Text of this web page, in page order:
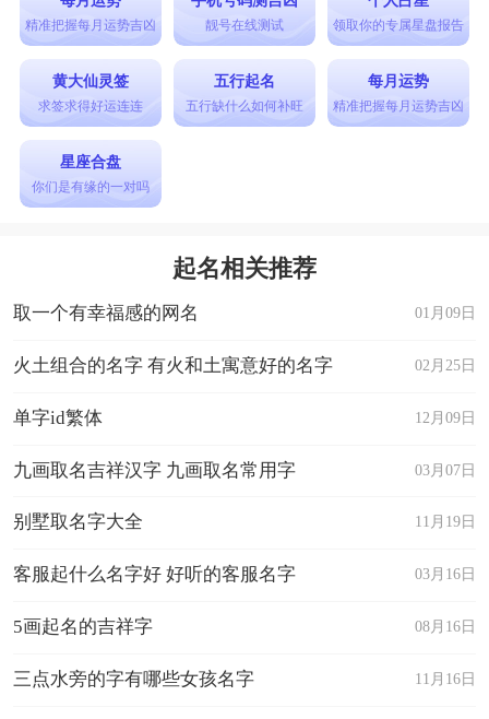
精准把握每月运势吉凶 靓号在线测试 领取你的专属星盘报告
黄大仙灵签
求签求得好运连连
五行起名
五行缺什么如何补旺
每月运势
精准把握每月运势吉凶
星座合盘
你们是有缘的一对吗
起名相关推荐
01月09日
取一个有幸福感的网名
02月25日
火土组合的名字 有火和土寓意好的名字
12月09日
单字id繁体
03月07日
九画取名吉祥汉字 九画取名常用字
11月19日
别墅取名字大全
03月16日
客服起什么名字好 好听的客服名字
08月16日
5画起名的吉祥字
11月16日
三点水旁的字有哪些女孩名字